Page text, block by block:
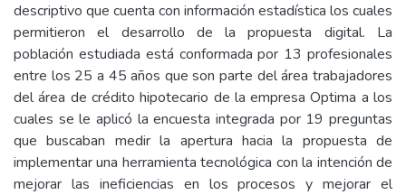
descriptivo que cuenta con información estadística los cuales
permitieron el desarrollo de la propuesta digital. La
población estudiada está conformada por 13 profesionales
entre los 25 a 45 años que son parte del área trabajadores
del área de crédito hipotecario de la empresa Optima a los
cuales se le aplicó la encuesta integrada por 19 preguntas
que buscaban medir la apertura hacia la propuesta de
implementar una herramienta tecnológica con la intención de
mejorar las ineficiencias en los procesos y mejorar el